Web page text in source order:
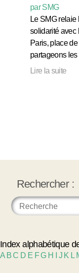
par SMG
Le SMG relaie
solidarité avec
Paris, place
partageons
Lire la suite
Rechercher :
Index alphabétique
A BC D E FG H J K L